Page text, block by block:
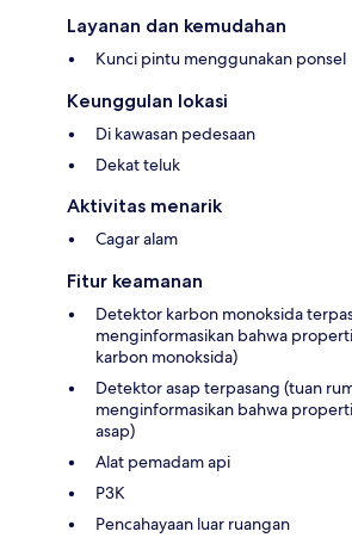
Layanan dan kemudahan
Kunci pintu menggunakan ponsel
Keunggulan lokasi
Di kawasan pedesaan
Dekat teluk
Aktivitas menarik
Cagar alam
Fitur keamanan
Detektor karbon monoksida
menginformasikan bahwa
karbon monoksida)
Detektor asap terpasang (tuan
menginformasikan bahwa
asap)
Alat pemadam api
P3K
Pencahayaan luar ruangan